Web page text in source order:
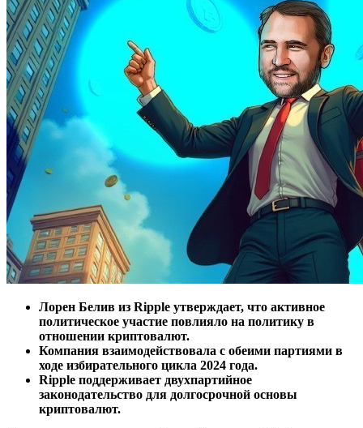
Лорен Белив из Ripple утверждает, что активное
политическое участие повлияло на политику в
отношении криптовалют.
Компания взаимодействовала с обеими партиями в
ходе избирательного цикла 2024 года.
Ripple поддерживает двухпартийное
законодательство для долгосрочной основы
криптовалют.